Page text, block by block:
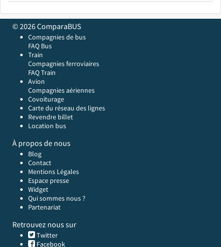
© 2026 ComparaBUS
Compagnies de bus
FAQ Bus
Train
Compagnies ferroviaires
FAQ Train
Avion
Compagnies aériennes
Covoiturage
Carte du réseau des lignes
Revendre billet
Location bus
À propos de nous
Blog
Contact
Mentions Légales
Espace presse
Widget
Qui sommes nous ?
Partenariat
Retrouvez nous sur
Twitter
Facebook